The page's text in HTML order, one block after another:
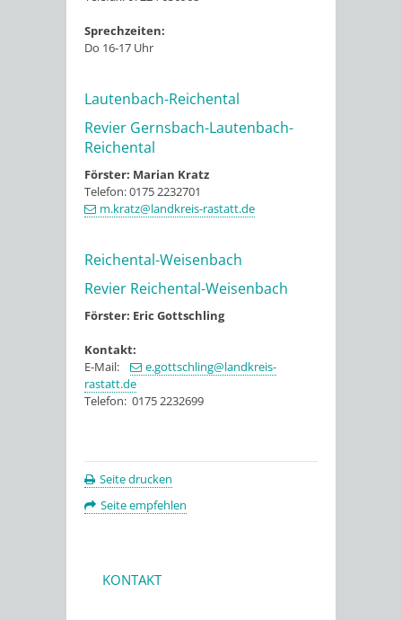
Sprechzeiten:
Do 16-17 Uhr
Lautenbach-Reichental
Revier Gernsbach-Lautenbach-
Reichental
Förster: Marian Kratz
Telefon: 0175 2232701
m.kratz@landkreis-rastatt.de
Reichental-Weisenbach
Revier Reichental-Weisenbach
Förster: Eric Gottschling
Kontakt:
E-Mail:
e.gottschling@landkreis-
rastatt.de
Telefon: 0175 2232699
Seite drucken
Seite empfehlen
KONTAKT